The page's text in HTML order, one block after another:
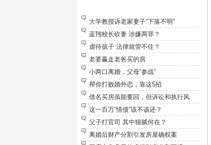
大学教授诉老家妻子“下落不明”
蓝翔校长砍妻 涉嫌两罪？
虐待孩子 法律就管不住？
老婆赢走老爸买的房
小两口离婚，父母“参战”
帮你打败婚外恋，靠这5招
借名买房虽能要回，但诉讼和执行风
这一百万“情债”该不该还？
父子打官司 其中猫腻何在？
离婚后财产分割引发房屋确权案